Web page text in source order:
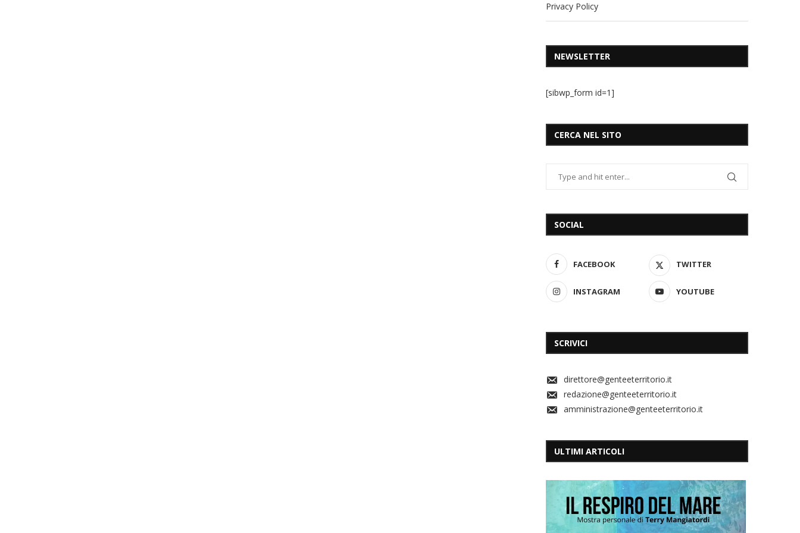
Privacy Policy
NEWSLETTER
[sibwp_form id=1]
CERCA NEL SITO
SOCIAL
FACEBOOK TWITTER
INSTAGRAM YOUTUBE
SCRIVICI
direttore@genteeterritorio.it
redazione@genteeterritorio.it
amministrazione@genteeterritorio.it
ULTIMI ARTICOLI